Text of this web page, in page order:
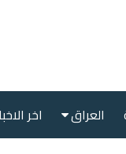
العراق اخر